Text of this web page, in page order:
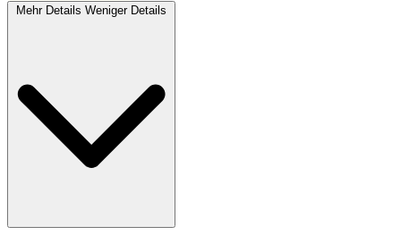
Mehr Details Weniger Details